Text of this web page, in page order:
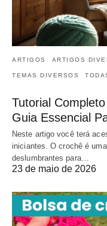
ARTIGOS ARTIGOS
TEMAS DIVERSOS
Tutorial
Guia Essencial
Neste artigo você terá
iniciantes. O crochê é
deslumbrantes para…
23 de maio de 2026